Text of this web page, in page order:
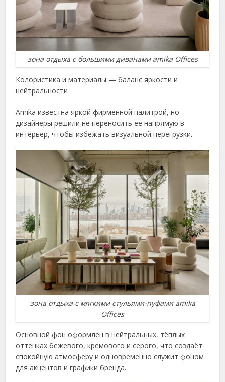
зона отдыха с большими диванами amika Offices
Колористика и материалы — баланс яркости и
нейтральности
Amika известна яркой фирменной палитрой, но
дизайнеры решили не переносить её напрямую в
интерьер, чтобы избежать визуальной перегрузки.
зона отдыха с мягкими стульями-пуфами amika
Offices
Основной фон оформлен в нейтральных, тёплых
оттенках бежевого, кремового и серого, что создаёт
спокойную атмосферу и одновременно служит фоном
для акцентов и графики бренда.